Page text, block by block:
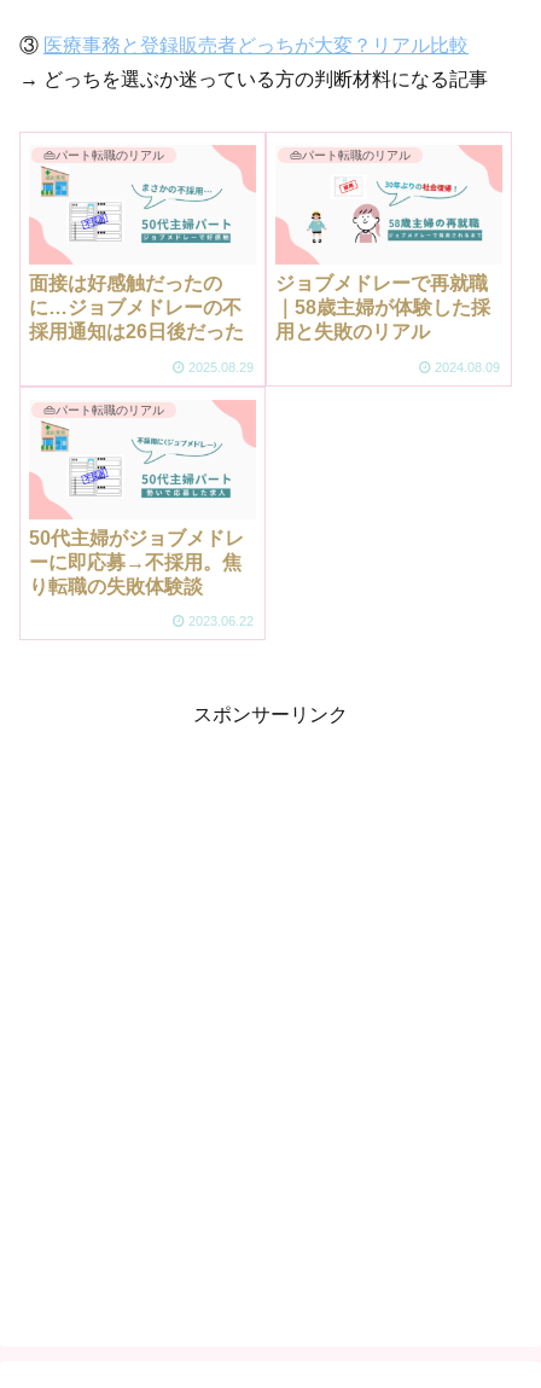
③ 医療事務と登録販売者どっちが大変？リアル比較
→ どっちを選ぶか迷っている方の判断材料になる記事
👜パート転職のリアル
面接は好感触だったの
に…ジョブメドレーの不
採用通知は26日後だった
2025.08.29
👜パート転職のリアル
ジョブメドレーで再就職
｜58歳主婦が体験した採
用と失敗のリアル
2024.08.09
👜パート転職のリアル
50代主婦がジョブメドレ
ーに即応募→不採用。焦
り転職の失敗体験談
2023.06.22
スポンサーリンク